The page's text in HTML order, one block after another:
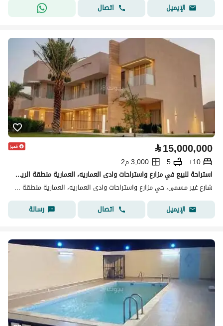
الإيميل
اتصال
⃁15,000,000
10+
5
3,000 م2
استراحة للبيع في مزارع واستراحات وادى العماريه، العمارية منطقة الرياض
شارع غير مسمى، حي مزارع واستراحات وادى العماريه، العمارية منطقة الرياض
الإيميل
اتصال رسالة